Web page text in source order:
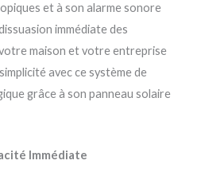
et à son alarme sonore
immédiate des
maison et votre entreprise
avec ce système de
grâce à son panneau solaire
Immédiate